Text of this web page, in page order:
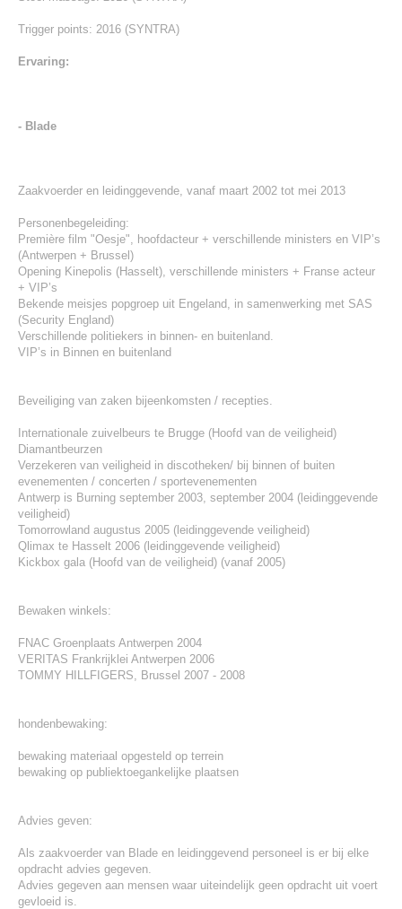
Trigger points: 2016 (SYNTRA)
Ervaring:
- Blade
Zaakvoerder en leidinggevende, vanaf maart 2002 tot mei 2013
Personenbegeleiding:
Première film "Oesje", hoofdacteur + verschillende ministers en VIP’s
(Antwerpen + Brussel)
Opening Kinepolis (Hasselt), verschillende ministers + Franse acteur
+ VIP’s
Bekende meisjes popgroep uit Engeland, in samenwerking met SAS
(Security England)
Verschillende politiekers in binnen- en buitenland.
VIP’s in Binnen en buitenland
Beveiliging van zaken bijeenkomsten / recepties.
Internationale zuivelbeurs te Brugge (Hoofd van de veiligheid)
Diamantbeurzen
Verzekeren van veiligheid in discotheken/ bij binnen of buiten
evenementen / concerten / sportevenementen
Antwerp is Burning september 2003, september 2004 (leidinggevende
veiligheid)
Tomorrowland augustus 2005 (leidinggevende veiligheid)
Qlimax te Hasselt 2006 (leidinggevende veiligheid)
Kickbox gala (Hoofd van de veiligheid) (vanaf 2005)
Bewaken winkels:
FNAC Groenplaats Antwerpen 2004
VERITAS Frankrijklei Antwerpen 2006
TOMMY HILLFIGERS, Brussel 2007 - 2008
hondenbewaking:
bewaking materiaal opgesteld op terrein
bewaking op publiektoegankelijke plaatsen
Advies geven:
Als zaakvoerder van Blade en leidinggevend personeel is er bij elke
opdracht advies gegeven.
Advies gegeven aan mensen waar uiteindelijk geen opdracht uit voert
gevloeid is.